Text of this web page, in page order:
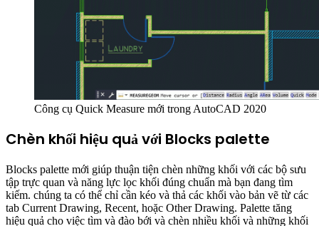
Công cụ Quick Measure mới trong AutoCAD 2020
Chèn khối hiệu quả với Blocks palette
Blocks palette mới giúp thuận tiện chèn những khối với các bộ sưu
tập trực quan và năng lực lọc khối đúng chuẩn mà bạn đang tìm
kiếm. chúng ta có thể chỉ cần kéo và thả các khối vào bản vẽ từ các
tab Current Drawing, Recent, hoặc Other Drawing. Palette tăng
hiệu quả cho việc tìm và đào bới và chèn nhiều khối và những khối